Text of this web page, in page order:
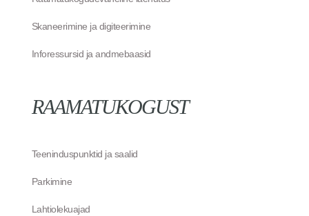
Skaneerimine ja digiteerimine
Inforessursid ja andmebaasid
RAAMATUKOGUST
Teeninduspunktid ja saalid
Parkimine
Lahtiolekuajad